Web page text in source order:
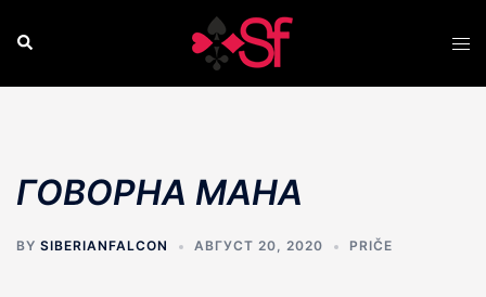
Search
ГОВОРНА МАНА
BY SIBERIANFALCON АВГУСТ 20, 2020 PRIČE